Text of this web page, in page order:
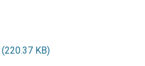
(220.37 KB)